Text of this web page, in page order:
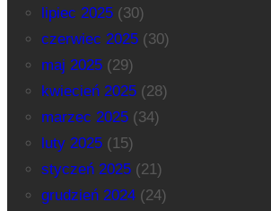
lipiec 2025(30)
czerwiec 2025(30)
maj 2025(29)
kwiecień 2025(28)
marzec 2025(34)
luty 2025(15)
styczeń 2025(21)
grudzień 2024(24)